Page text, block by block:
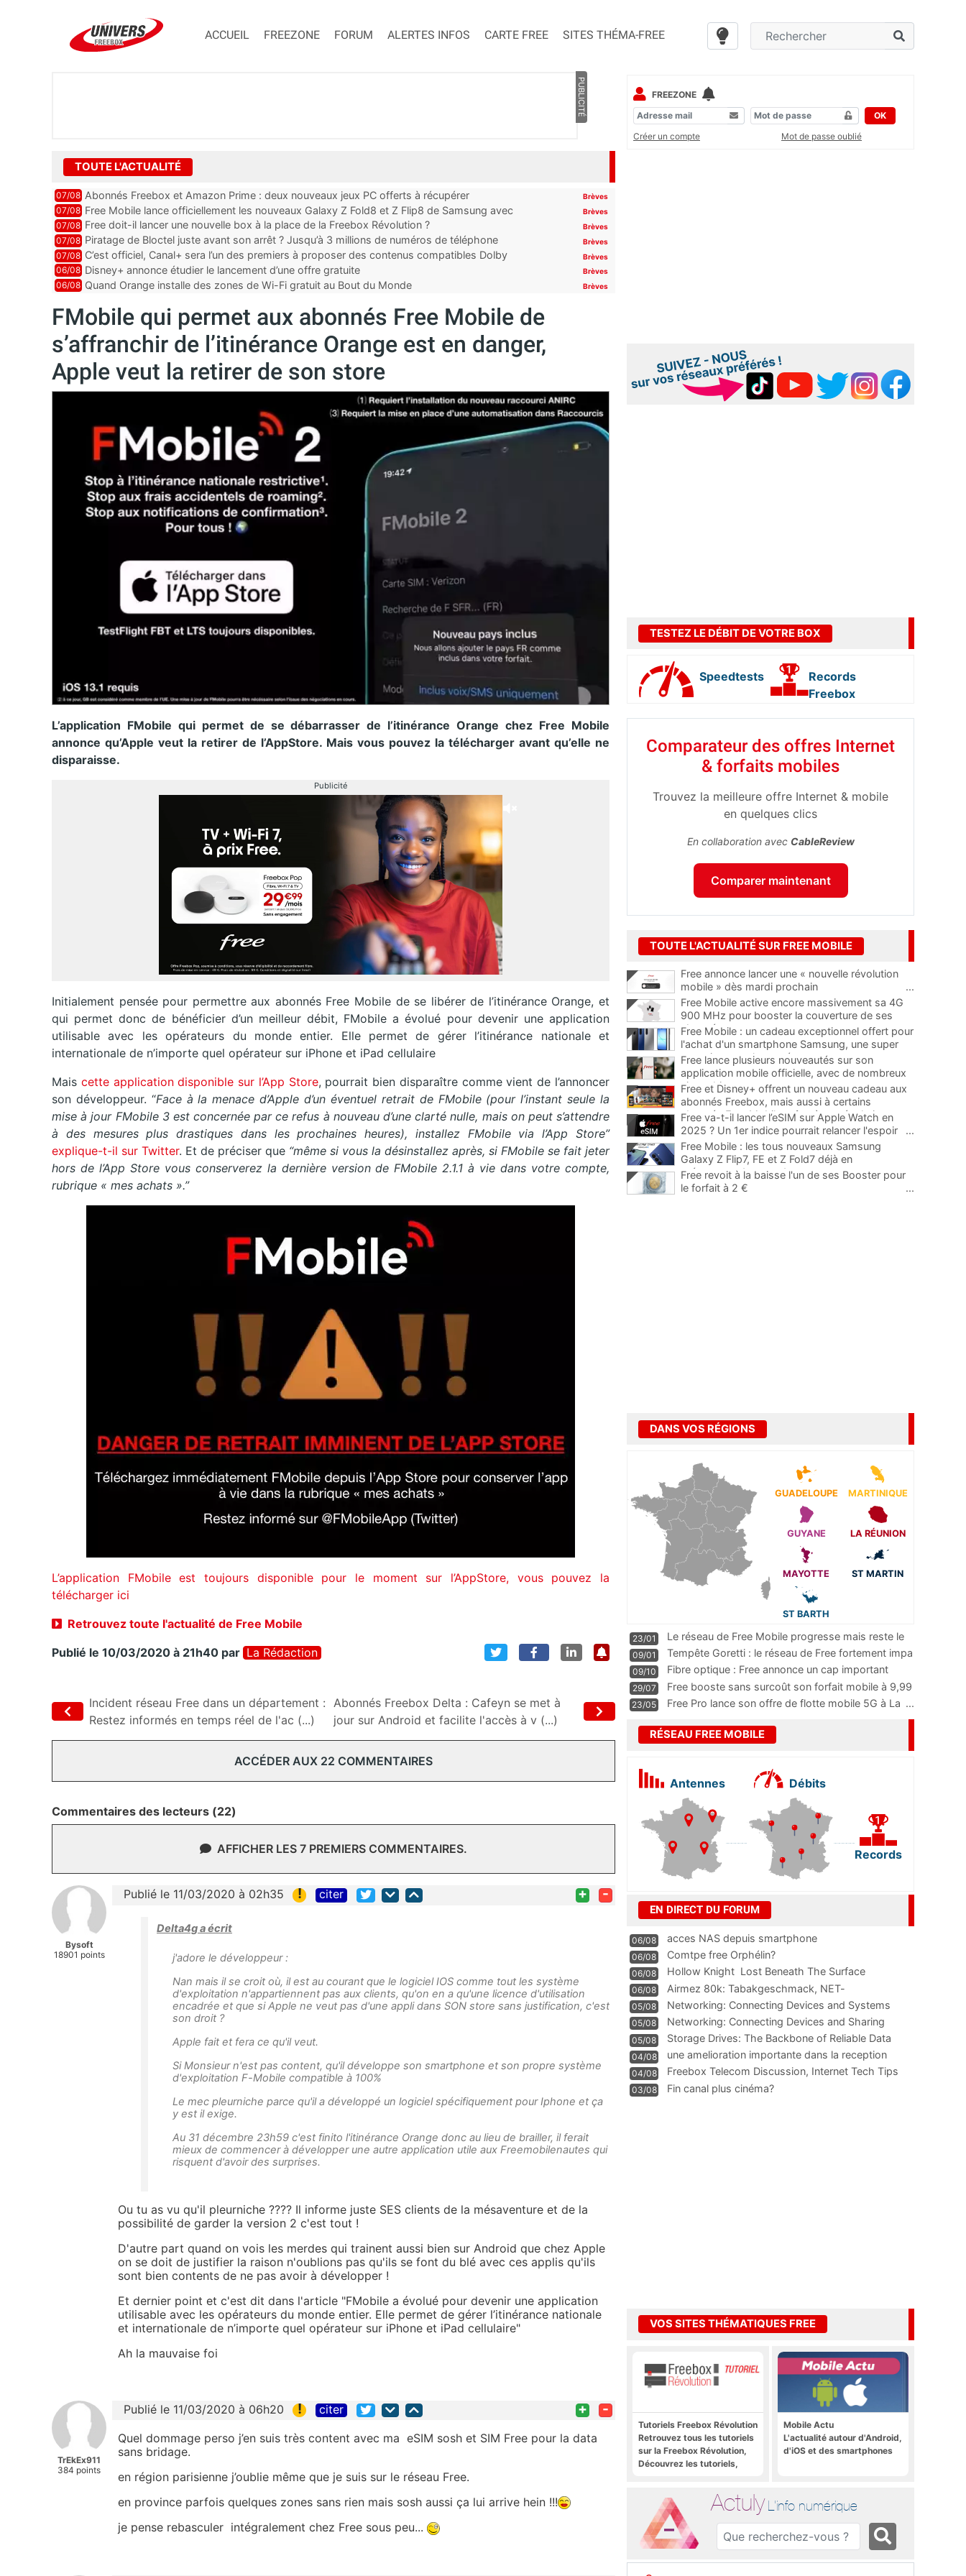
ACCUEIL FREEZONE FORUM ALERTES INFOS CARTE FREE SITES THÉMA-FREE
PUBLICITÉ
TOUTE L'ACTUALITÉ
07/08 Abonnés Freebox et Amazon Prime : deux nouveaux jeux PC offerts à récupérer Brèves
07/08 Free Mobile lance officiellement les nouveaux Galaxy Z Fold8 et Z Flip8 de Samsung avec
des promos et des cadeaux
Brèves
07/08 Free doit-il lancer une nouvelle box à la place de la Freebox Révolution ? Brèves
07/08 Piratage de Bloctel juste avant son arrêt ? Jusqu’à 3 millions de numéros de téléphone
auraient fuité
Brèves
07/08 C’est officiel, Canal+ sera l’un des premiers à proposer des contenus compatibles Dolby
Vision 2
Brèves
06/08 Disney+ annonce étudier le lancement d’une offre gratuite Brèves
06/08 Quand Orange installe des zones de Wi-Fi gratuit au Bout du Monde Brèves
FMobile qui permet aux abonnés Free Mobile de
s’affranchir de l’itinérance Orange est en danger,
Apple veut la retirer de son store
L’application FMobile qui permet de se débarrasser de l’itinérance Orange chez Free Mobile
annonce qu’Apple veut la retirer de l’AppStore. Mais vous pouvez la télécharger avant qu’elle ne
disparaisse.
Publicité
Initialement pensée pour permettre aux abonnés Free Mobile de se libérer de l’itinérance Orange, et
qui permet donc de bénéficier d’un meilleur débit, FMobile a évolué pour devenir une application
utilisable avec les opérateurs du monde entier. Elle permet de gérer l’itinérance nationale et
internationale de n’importe quel opérateur sur iPhone et iPad cellulaire
Mais cette application disponible sur l’App Store, pourrait bien disparaître comme vient de l’annoncer
son développeur. “Face à la menace d’Apple d’un éventuel retrait de FMobile (pour l’instant seule la
mise à jour FMobile 3 est concernée par ce refus à nouveau d’une clarté nulle, mais on peut s’attendre
à des mesures plus drastiques dans les prochaines heures), installez FMobile via l’App Store”
explique-t-il sur Twitter. Et de préciser que “même si vous la désinstallez après, si FMobile se fait jeter
hors de l’App Store vous conserverez la dernière version de FMobile 2.1.1 à vie dans votre compte,
rubrique « mes achats ».”
L’application FMobile est toujours disponible pour le moment sur l’AppStore, vous pouvez la
télécharger ici
Retrouvez toute l'actualité de Free Mobile
Publié le 10/03/2020 à 21h40 par La Rédaction
Incident réseau Free dans un département :
Restez informés en temps réel de l'ac (...)
Abonnés Freebox Delta : Cafeyn se met à
jour sur Android et facilite l'accès à v (...)
ACCÉDER AUX 22 COMMENTAIRES
Commentaires des lecteurs (22)
AFFICHER LES 7 PREMIERS COMMENTAIRES.
Bysoft
18901 points
Publié le 11/03/2020 à 02h35 ! citer + -
Delta4g a écrit
j'adore le développeur :
Nan mais il se croit où, il est au courant que le logiciel IOS comme tout les système
d'exploitation n'appartiennent pas aux clients, qu'on en a qu'une licence d'utilisation
encadrée et que si Apple ne veut pas d'une appli dans SON store sans justification, c'est
son droit ?
Apple fait et fera ce qu'il veut.
Si Monsieur n'est pas content, qu'il développe son smartphone et son propre système
d'exploitation F-Mobile compatible à 100%
Le mec pleurniche parce qu'il a développé un logiciel spécifiquement pour Iphone et ça
y est il exige.
Au 31 décembre 23h59 c'est finito l'itinérance Orange donc au lieu de brailler, il ferait
mieux de commencer à développer une autre application utile aux Freemobilenautes qui
risquent d'avoir des surprises.
Ou tu as vu qu'il pleurniche ???? Il informe juste SES clients de la mésaventure et de la
possibilité de garder la version 2 c'est tout !
D'autre part quand on vois les merdes qui trainent aussi bien sur Android que chez Apple
on se doit de justifier la raison n'oublions pas qu'ils se font du blé avec ces applis qu'ils
sont bien contents de ne pas avoir à développer !
Et dernier point et c'est dit dans l'article "FMobile a évolué pour devenir une application
utilisable avec les opérateurs du monde entier. Elle permet de gérer l’itinérance nationale
et internationale de n’importe quel opérateur sur iPhone et iPad cellulaire"
Ah la mauvaise foi
TrEkEx911
384 points
Publié le 11/03/2020 à 06h20 ! citer + -
Quel dommage perso j’en suis très content avec ma eSIM sosh et SIM Free pour la data
sans bridage.
en région parisienne j’oublie même que je suis sur le réseau Free.
en province parfois quelques zones sans rien mais sosh aussi ça lui arrive hein !!!
je pense rebasculer intégralement chez Free sous peu...
FREEZONE
OK
Créer un compte
Mot de passe oublié
TESTEZ LE DÉBIT DE VOTRE BOX
Speedtests
Records
Freebox
Comparateur des offres Internet
& forfaits mobiles
Trouvez la meilleure offre Internet & mobile
en quelques clics
En collaboration avec CableReview
Comparer maintenant
TOUTE L'ACTUALITÉ SUR FREE MOBILE
Free annonce lancer une « nouvelle révolution
mobile » dès mardi prochain
...
Free Mobile active encore massivement sa 4G
900 MHz pour booster la couverture de ses
abonnés
...
Free Mobile : un cadeau exceptionnel offert pour
l'achat d'un smartphone Samsung, une super
occasion pour la rentrée
Free lance plusieurs nouveautés sur son
application mobile officielle, avec de nombreux
ajouts bienvenus
...
Free et Disney+ offrent un nouveau cadeau aux
abonnés Freebox, mais aussi à certains
abonnés Free Mobile grâce à une évolution
Free va-t-il lancer l’eSIM sur Apple Watch en
2025 ? Un 1er indice pourrait relancer l'espoir
...
Free Mobile : les tous nouveaux Samsung
Galaxy Z Flip7, FE et Z Fold7 déjà en
précommande avec des promos
Free revoit à la baisse l'un de ses Booster pour
le forfait à 2 €
...
DANS VOS RÉGIONS
GUADELOUPE MARTINIQUE
GUYANE LA RÉUNION
MAYOTTE ST MARTIN
ST BARTH
23/01
Le réseau de Free Mobile progresse mais reste le
m
...
09/01
Tempête Goretti : le réseau de Free fortement impa
09/10
Fibre optique : Free annonce un cap important
pass
...
29/07
Free booste sans surcoût son forfait mobile à 9,99
23/05 Free Pro lance son offre de flotte mobile 5G à La ...
RÉSEAU FREE MOBILE
Antennes Débits
Records
EN DIRECT DU FORUM
06/08 acces NAS depuis smartphone
06/08 Comtpe free Orphélin?
06/08 Hollow Knight  Lost Beneath The Surface
06/08
Airmez 80k: Tabakgeschmack, NET-
Technologie und Leistung im
05/08 Networking: Connecting Devices and Systems
05/08
Networking: Connecting Devices and Sharing
Information
05/08
Storage Drives: The Backbone of Reliable Data
Management
04/08
une amelioration importante dans la reception
WIFI
04/08
Freebox Telecom Discussion, Internet Tech Tips
Communi
03/08 Fin canal plus cinéma?
VOS SITES THÉMATIQUES FREE
Tutoriels Freebox Révolution
Retrouvez tous les tutoriels
sur la Freebox Révolution,
Découvrez les tutoriels,
Freebox Server, Freebox
Player
Mobile Actu
L'actualité autour d'Android,
d'iOS et des smartphones
Actuly L'info numérique